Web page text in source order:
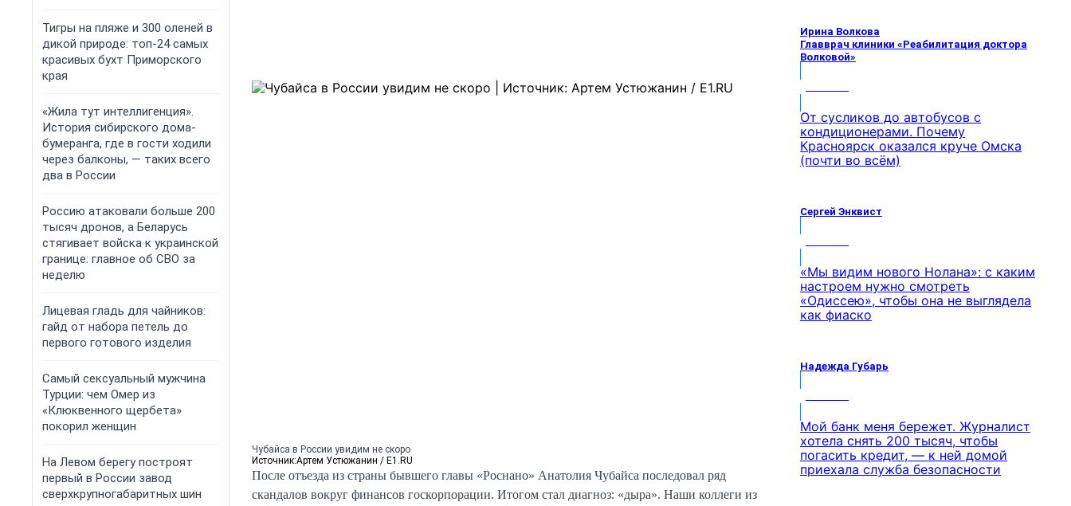
Тигры на пляже и 300 оленей в
дикой природе: топ-24 самых
красивых бухт Приморского
края
«Жила тут интеллигенция».
История сибирского дома-
бумеранга, где в гости ходили
через балконы, — таких всего
два в России
Россию атаковали больше 200
тысяч дронов, а Беларусь
стягивает войска к украинской
границе: главное об СВО за
неделю
Лицевая гладь для чайников:
гайд от набора петель до
первого готового изделия
Самый сексуальный мужчина
Турции: чем Омер из
«Клюквенного щербета»
покорил женщин
На Левом берегу построят
первый в России завод
сверхкрупногабаритных шин
Чубайса в России увидим не скоро
Источник:Артем Устюжанин / E1.RU
После отъезда из страны бывшего главы «Роснано» Анатолия Чубайса последовал ряд
скандалов вокруг финансов госкорпорации. Итогом стал диагноз: «дыра». Наши коллеги из
Ирина Волкова
Главврач клиники «Реабилитация доктора
Волковой»
От сусликов до автобусов с
кондиционерами. Почему
Красноярск оказался круче Омска
(почти во всём)
Сергей Энквист
«Мы видим нового Нолана»: с каким
настроем нужно смотреть
«Одиссею», чтобы она не выглядела
как фиаско
Надежда Губарь
Мой банк меня бережет. Журналист
хотела снять 200 тысяч, чтобы
погасить кредит, — к ней домой
приехала служба безопасности